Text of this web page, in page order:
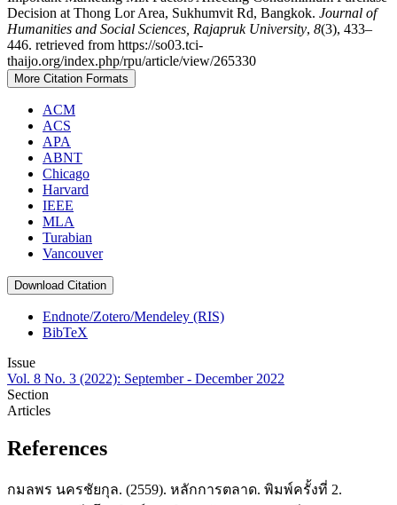
Decision at Thong Lor Area, Sukhumvit Rd, Bangkok. Journal of
Humanities and Social Sciences, Rajapruk University, 8(3), 433–
446. retrieved from https://so03.tci-
thaijo.org/index.php/rpu/article/view/265330
More Citation Formats
ACM
ACS
APA
ABNT
Chicago
Harvard
IEEE
MLA
Turabian
Vancouver
Download Citation
Endnote/Zotero/Mendeley (RIS)
BibTeX
Issue
Vol. 8 No. 3 (2022): September - December 2022
Section
Articles
References
กมลพร นครชัยกุล. (2559). หลักการตลาด. พิมพ์ครั้งที่ 2.